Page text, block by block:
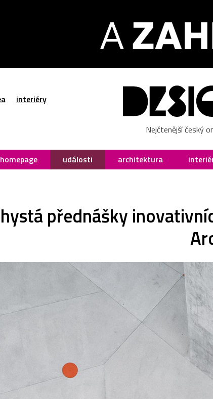
interiéry
Nejčtenější český
homepage události architektura
přednášky